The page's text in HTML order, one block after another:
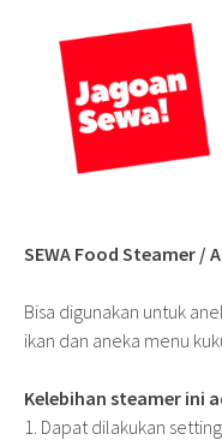
SEWA Food Steamer /
Bisa digunakan untuk
ikan dan aneka menu
Kelebihan steamer ini
1. Dapat dilakukan